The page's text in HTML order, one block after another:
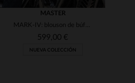
MASTER
MARK-IV: blouson de búfalo con patina rápida y estilo trucker vintage.
599,00 €
NUEVA COLECCIÓN